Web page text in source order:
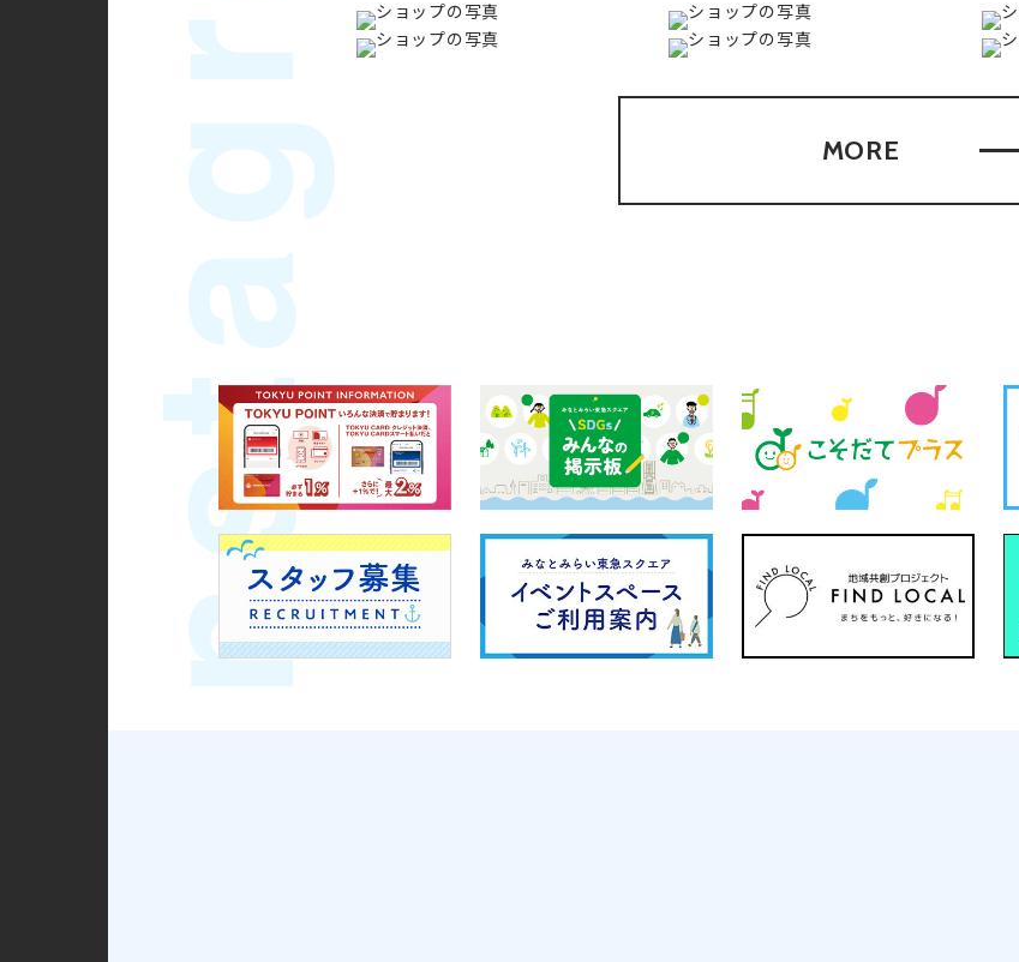
MORE